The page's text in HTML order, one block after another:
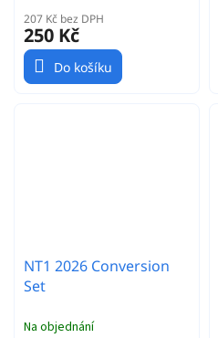
207 Kč bez DPH
250 Kč
Do košíku
NT1 2026 Conversion
Set
Na objednání